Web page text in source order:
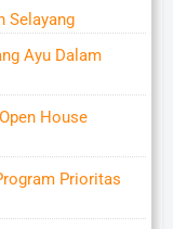
Selayang
Ayu Dalam
House
Prioritas